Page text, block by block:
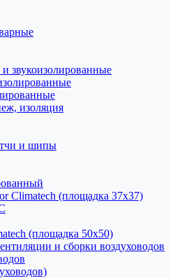
звукоизолированные
изоляция
и шипы
Climatech (площадка 37х37)
(площадка 50х50)
и сборки воздуховодов